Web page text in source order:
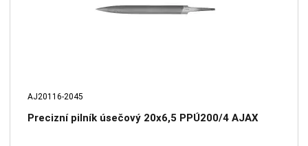
AJ20116-2045
Precizní pilník úsečový 20x6,5 PPÚ200/4 AJAX